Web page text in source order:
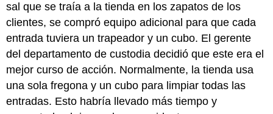
sal que se traía a la tienda en los zapatos de los
clientes, se compró equipo adicional para que cada
entrada tuviera un trapeador y un cubo. El gerente
del departamento de custodia decidió que este era el
mejor curso de acción. Normalmente, la tienda usa
una sola fregona y un cubo para limpiar todas las
entradas. Esto habría llevado más tiempo y